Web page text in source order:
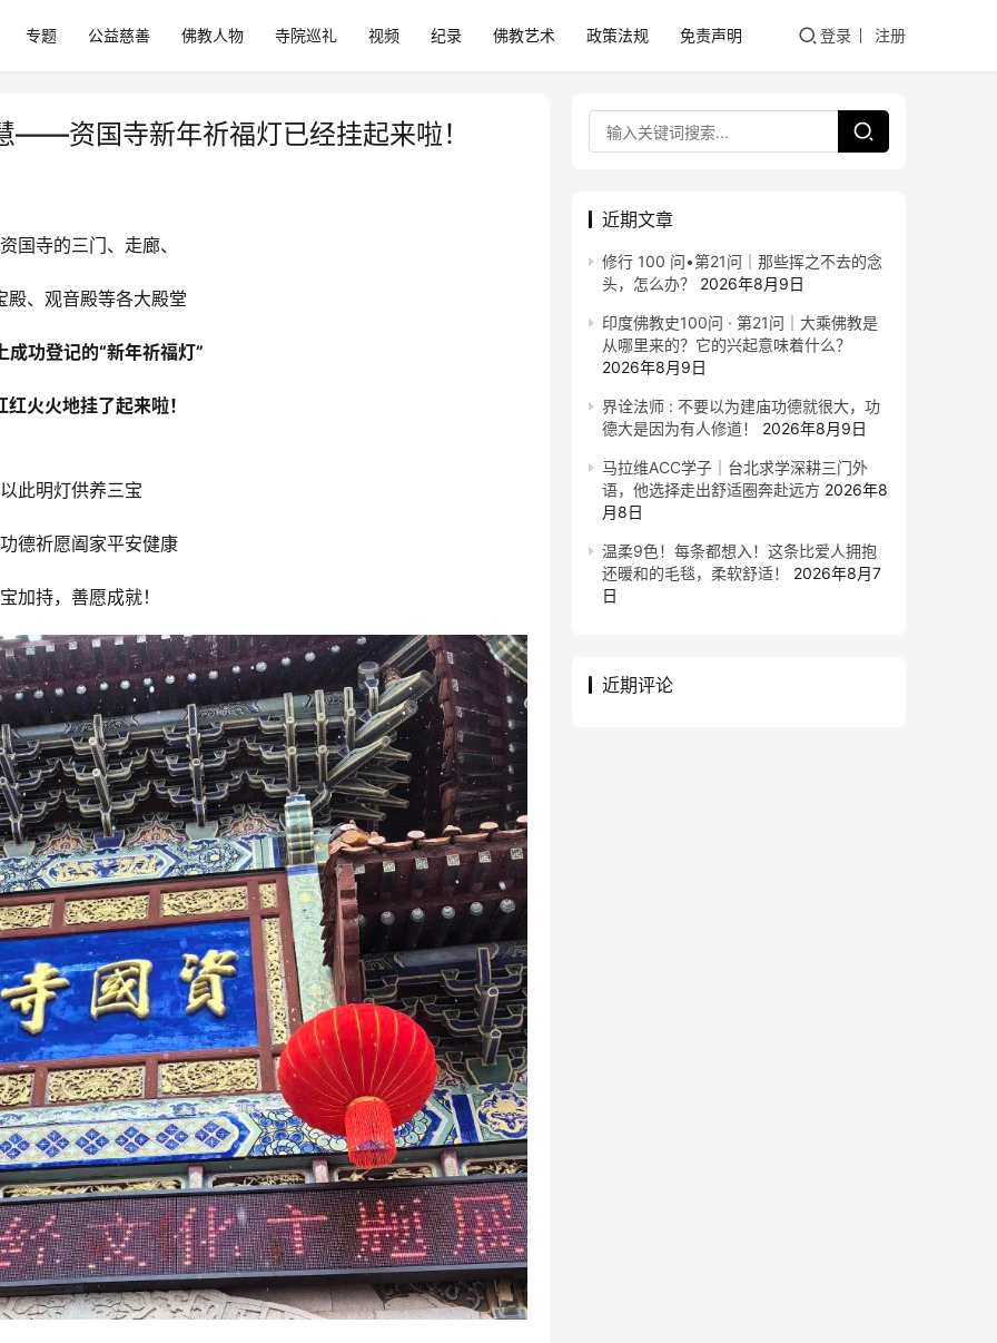
专题 公益慈善 佛教人物 寺院巡礼 视频 纪录 佛教艺术 政策法规 免责声明 登录 注册
——资国寺新年祈福灯已经挂起来啦！
国寺的三门、走廊、
殿、观音殿等各大殿堂
成功登记的“新年祈福灯”
红火火地挂了起来啦！
以此明灯供养三宝
德祈愿阖家平安健康
加持，善愿成就！
近期文章
修行 100 问•第21问｜那些挥之不去的念
头，怎么办？
2026年8月9日
印度佛教史100问 · 第21问｜大乘佛教是
从哪里来的？它的兴起意味着什么？
2026年8月9日
界诠法师 : 不要以为建庙功德就很大，功
德大是因为有人修道！
2026年8月9日
马拉维ACC学子｜台北求学深耕三门外
语，他选择走出舒适圈奔赴远方 2026年8
月8日
温柔9色！每条都想入！这条比爱人拥抱
还暖和的毛毯，柔软舒适！
2026年8月7
日
近期评论